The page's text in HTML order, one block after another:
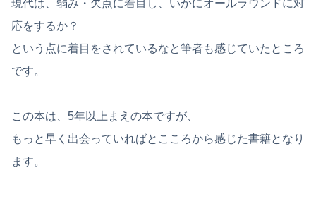
現代は、弱み・欠点に着目し、いかにオールラウンドに対
応をするか？
という点に着目をされているなと筆者も感じていたところ
です。
この本は、5年以上まえの本ですが、
もっと早く出会っていればとこころから感じた書籍となり
ます。